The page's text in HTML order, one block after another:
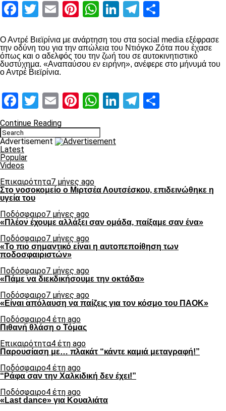
Facebook
Twitter
EmailPinterest
WhatsApp
LinkedIn
Telegram
Ο Αντρέ Βιεϊρίνια με ανάρτηση του στα social media εξέφρασε
την οδύνη του για την απώλεια του Ντιόγκο Ζότα που έχασε
όπως και ο αδελφός του την ζωή του σε αυτοκινητιστικό
δυστύχημα. «Αναπαύσου εν ειρήνη», ανέφερε στο μήνυμά του
ο Αντρέ Βιεϊρίνια.
Facebook
Twitter
EmailPinterest
WhatsApp
LinkedIn
Telegram
Continue Reading
Advertisement
Latest
Popular
Videos
Επικαιρότητα7 μήνες ago
Στο νοσοκομείο ο Μιρτσέα Λουτσέσκου, επιδεινώθηκε η
υγεία του
Ποδόσφαιρο7 μήνες ago
«Πλέον έχουμε αλλάξει σαν ομάδα, παίξαμε σαν ένα»
Ποδόσφαιρο7 μήνες ago
«Το πιο σημαντικό είναι η αυτοπεποίθηση των
ποδοσφαιριστών»
Ποδόσφαιρο7 μήνες ago
«Πάμε να διεκδικήσουμε την οκτάδα»
Ποδόσφαιρο7 μήνες ago
«Είναι απόλαυση να παίζεις για τον κόσμο του ΠΑΟΚ»
Ποδόσφαιρο4 έτη ago
Πιθανή θλάση ο Τόμας
Επικαιρότητα4 έτη ago
Παρουσίαση με… πλακάτ “κάντε καμιά μεταγραφή!”
Ποδόσφαιρο4 έτη ago
“Ράφα σαν την Χαλκιδική δεν έχει!”
Ποδόσφαιρο4 έτη ago
«Last dance» για Κουαλιάτα